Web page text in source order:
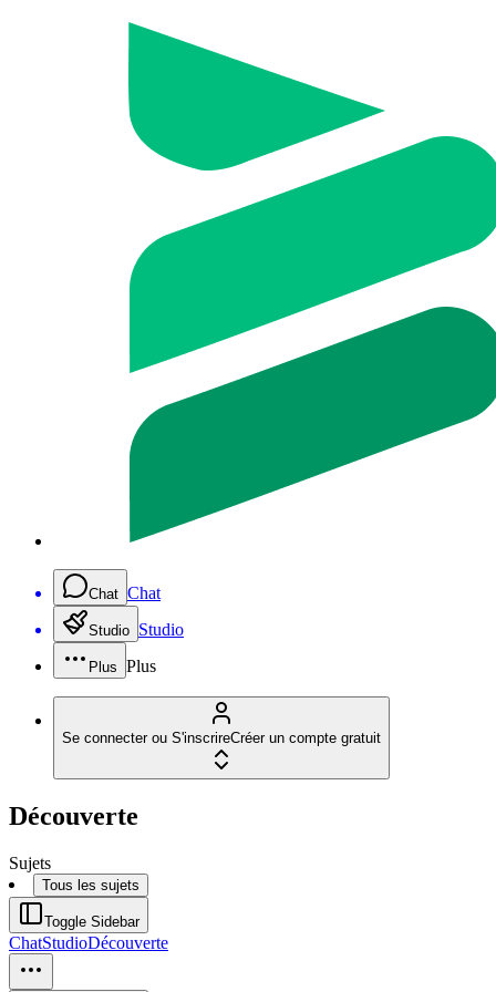
Chat Chat
Studio Studio
Plus Plus
Se connecter ou S'inscrireCréer un compte gratuit
Découverte
Sujets
Tous les sujets
Toggle Sidebar
ChatStudioDécouverte